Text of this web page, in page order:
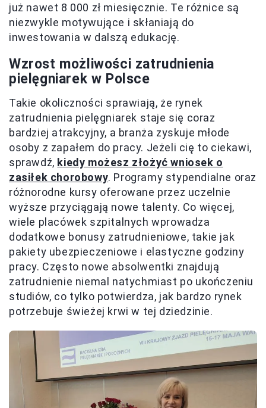
już nawet 8 000 zł miesięcznie. Te różnice są
niezwykle motywujące i skłaniają do
inwestowania w dalszą edukację.
Wzrost możliwości zatrudnienia
pielęgniarek w Polsce
Takie okoliczności sprawiają, że rynek
zatrudnienia pielęgniarek staje się coraz
bardziej atrakcyjny, a branża zyskuje młode
osoby z zapałem do pracy. Jeżeli cię to ciekawi,
sprawdź, kiedy możesz złożyć wniosek o
zasiłek chorobowy. Programy stypendialne oraz
różnorodne kursy oferowane przez uczelnie
wyższe przyciągają nowe talenty. Co więcej,
wiele placówek szpitalnych wprowadza
dodatkowe bonusy zatrudnieniowe, takie jak
pakiety ubezpieczeniowe i elastyczne godziny
pracy. Często nowe absolwentki znajdują
zatrudnienie niemal natychmiast po ukończeniu
studiów, co tylko potwierdza, jak bardzo rynek
potrzebuje świeżej krwi w tej dziedzinie.